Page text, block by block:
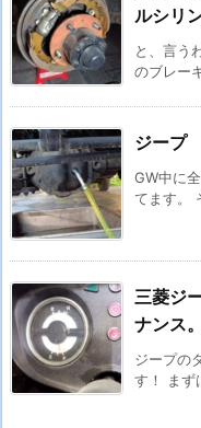
ルシリ
と、言う
のブレー
ジープ
GW中に
てます。
三菱ジ
ナンス。
ジープの
す！ まず